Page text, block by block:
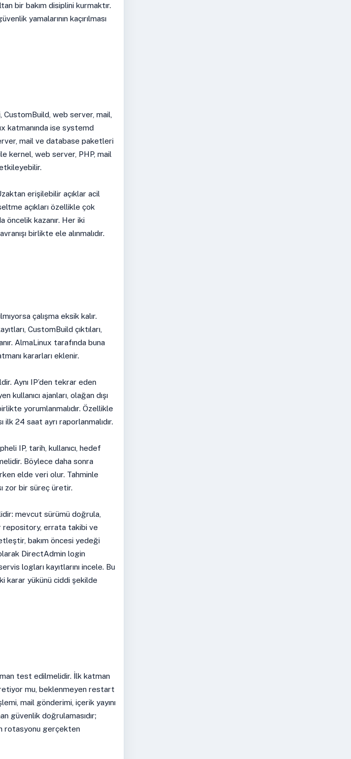
bir bakım disiplini kurmaktır.
yamalarının kaçırılması
CustomBuild, web server, mail,
katmanında ise systemd
mail ve database paketleri
kernel, web server, PHP, mail
erişilebilir açıklar acil
açıkları özellikle çok
öncelik kazanır. Her iki
birlikte ele alınmalıdır.
çalışma eksik kalır.
CustomBuild çıktıları,
AlmaLinux tarafında buna
kararları eklenir.
Aynı IP’den tekrar eden
kullanıcı ajanları, olağan dışı
yorumlanmalıdır. Özellikle
24 saat ayrı raporlanmalıdır.
IP, tarih, kullanıcı, hedef
Böylece daha sonra
elde veri olur. Tahminle
zor bir süreç üretir.
mevcut sürümü doğrula,
repository, errata takibi ve
bakım öncesi yedeği
DirectAdmin login
logları kayıtlarını incele. Bu
karar yükünü ciddi şekilde
test edilmelidir. İlk katman
mu, beklenmeyen restart
mail gönderimi, içerik yayını
güvenlik doğrulamasıdır;
rotasyonu gerçekten